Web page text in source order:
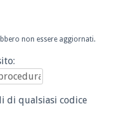
non essere aggiornati.
di qualsiasi codice